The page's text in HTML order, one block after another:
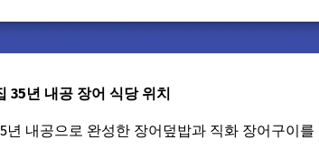
35년 내공 장어 식당 위치
년 내공으로 완성한 장어덮밥과 직화 장어구이